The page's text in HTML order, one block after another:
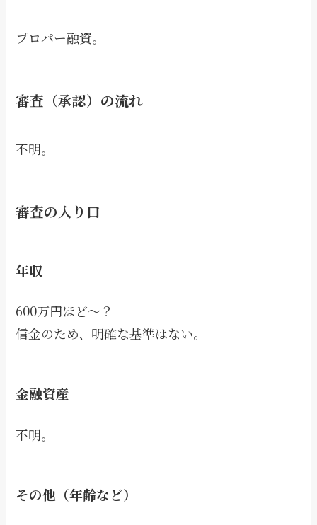
プロパー融資。
審査（承認）の流れ
不明。
審査の入り口
年収
600万円ほど〜？
信金のため、明確な基準はない。
金融資産
不明。
その他（年齢など）